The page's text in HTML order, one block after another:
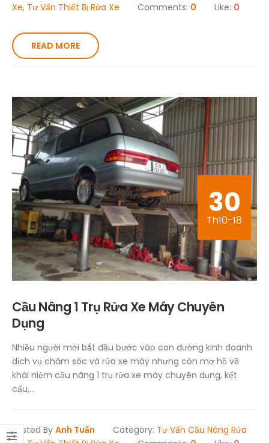
Xe, Tư Vấn Thiết Bị Rửa Xe Comments: 0 Like: 0
READ MORE
30
Th10-18
Cầu Nâng 1 Trụ Rửa Xe Máy Chuyên
Dụng
Nhiều người mới bắt đầu bước vào con đường kinh doanh
dịch vụ chăm sóc và rửa xe máy nhưng còn mơ hồ về
khái niệm cầu nâng 1 trụ rửa xe máy chuyên dụng, kết
cấu,...
Posted By Anh Tuấn Category: Tư Vấn Cầu Nâng Rửa